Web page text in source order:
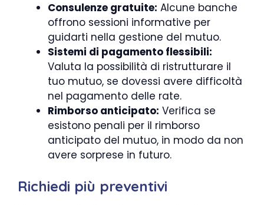
Consulenze gratuite: Alcune banche
offrono sessioni informative per
guidarti nella gestione del mutuo.
Sistemi di pagamento flessibili:
Valuta la possibilità di ristrutturare il
tuo mutuo, se dovessi avere difficoltà
nel pagamento delle rate.
Rimborso anticipato: Verifica se
esistono penali per il rimborso
anticipato del mutuo, in modo da non
avere sorprese in futuro.
Richiedi più preventivi